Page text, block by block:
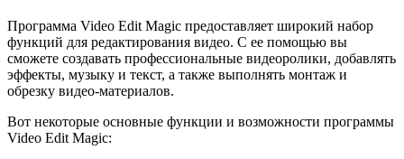
Программа Video Edit Magic предоставляет широкий набор
функций для редактирования видео. С ее помощью вы
сможете создавать профессиональные видеоролики, добавлять
эффекты, музыку и текст, а также выполнять монтаж и
обрезку видео-материалов.
Вот некоторые основные функции и возможности программы
Video Edit Magic: